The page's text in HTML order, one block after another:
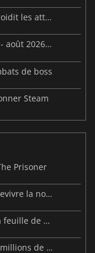
Steam Frame : une fuite sur le prix refroidit les attentes VR
Sorties de jeux vidéo de cette semaine - août 2026 (semaine 32)
de boss
Steam
Prisoner
ReStory : Chill Electronics Repairs fait revivre la nostalgie des années 2000
MARVEL Tōkon dévoile ses débuts et sa feuille de route
Resident Evil: Veronica dépasse déjà 2 millions de wishlists